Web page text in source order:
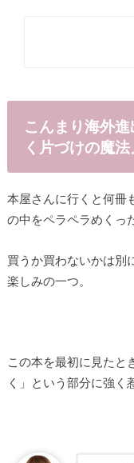
こんまり海外
く片づけの魔
本屋さんに行くと何冊
の中をペラペラめくっ
買うか買わないかは別
楽しみの一つ。
この本を最初に見たと
く」という部分に強く